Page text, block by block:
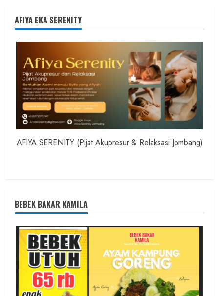
AFIYA EKA SERENITY
AFIYA SERENITY (Pijat Akupresur & Relaksasi Jombang)
BEBEK BAKAR KAMILA